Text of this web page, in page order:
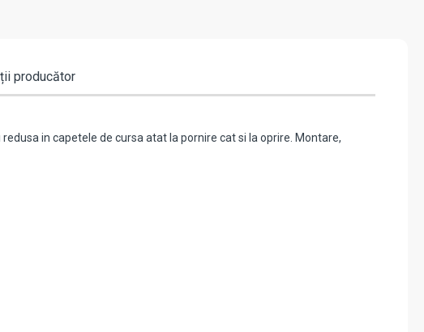
producător
in capetele de cursa atat la pornire cat si la oprire. Montare,